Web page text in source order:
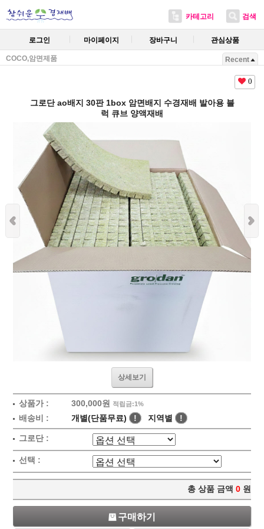
카테고리 검색
로그인 마이페이지 장바구니 관심상품
COCO,암면제품 Recent
0
그로단 ao배지 30판 1box 암면배지 수경재배 발아용 블
럭 큐브 양액재배
상세보기
상품가 : 300,000원 적립금:1%
배송비 : 개별(단품무료) ! 지역별 !
그로단 :
선택 :
총 상품 금액 0 원
구매하기